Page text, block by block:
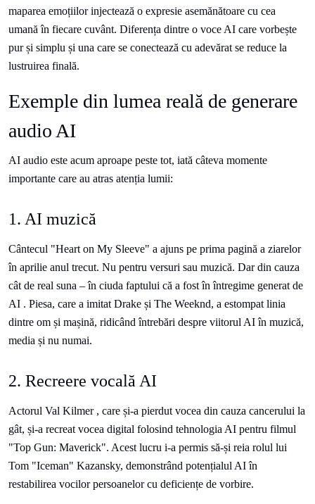
maparea emoțiilor injectează o expresie asemănătoare cu cea
umană în fiecare cuvânt. Diferența dintre o voce AI care vorbește
pur și simplu și una care se conectează cu adevărat se reduce la
lustruirea finală.
Exemple din lumea reală de generare
audio AI
AI audio este acum aproape peste tot, iată câteva momente
importante care au atras atenția lumii:
1. AI muzică
Cântecul "Heart on My Sleeve" a ajuns pe prima pagină a ziarelor
în aprilie anul trecut. Nu pentru versuri sau muzică. Dar din cauza
cât de real suna – în ciuda faptului că a fost în întregime generat de
AI . Piesa, care a imitat Drake și The Weeknd, a estompat linia
dintre om și mașină, ridicând întrebări despre viitorul AI în muzică,
media și nu numai.
2. Recreere vocală AI
Actorul Val Kilmer , care și-a pierdut vocea din cauza cancerului la
gât, și-a recreat vocea digital folosind tehnologia AI pentru filmul
"Top Gun: Maverick". Acest lucru i-a permis să-și reia rolul lui
Tom "Iceman" Kazansky, demonstrând potențialul AI în
restabilirea vocilor persoanelor cu deficiențe de vorbire.